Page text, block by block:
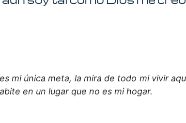
mi única meta, la mira de todo mi vivir
en un lugar que no es mi hogar.